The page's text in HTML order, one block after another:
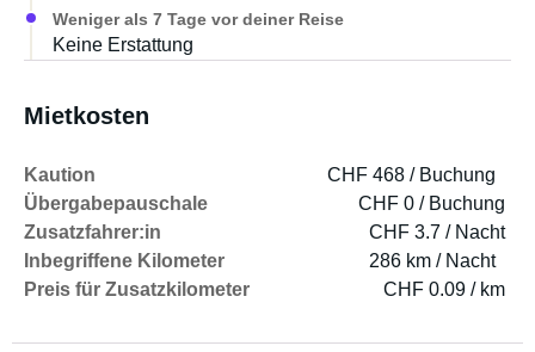
Weniger als 7 Tage vor deiner Reise
Keine Erstattung
Mietkosten
Kaution
CHF 468 / Buchung
Übergabepauschale
CHF 0 / Buchung
Zusatzfahrer:in
CHF 3.7 / Nacht
Inbegriffene Kilometer
286 km / Nacht
Preis für Zusatzkilometer
CHF 0.09 / km